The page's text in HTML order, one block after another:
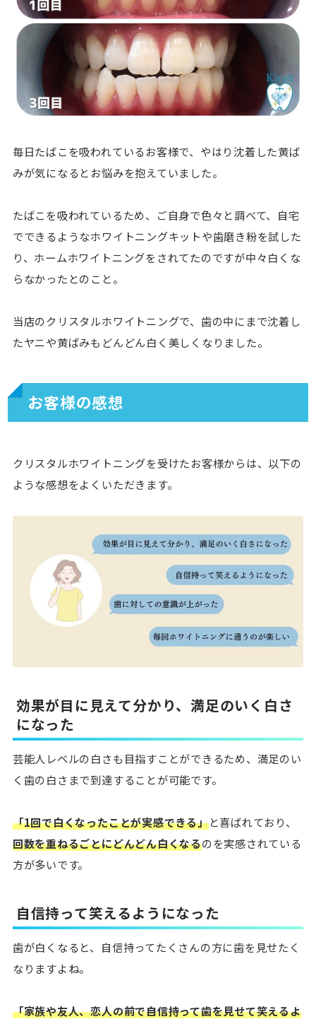
毎日たばこを吸われているお客様で、やはり沈着した黄ば
みが気になるとお悩みを抱えていました。
たばこを吸われているため、ご自身で色々と調べて、自宅
でできるようなホワイトニングキットや歯磨き粉を試した
り、ホームホワイトニングをされてたのですが中々白くな
らなかったとのこと。
当店のクリスタルホワイトニングで、歯の中にまで沈着し
たヤニや黄ばみもどんどん白く美しくなりました。
お客様の感想
クリスタルホワイトニングを受けたお客様からは、以下の
ような感想をよくいただきます。
効果が目に見えて分かり、満足のいく白さ
になった
芸能人レベルの白さも目指すことができるため、満足のい
く歯の白さまで到達することが可能です。
「1回で白くなったことが実感できる」と喜ばれており、
回数を重ねるごとにどんどん白くなるのを実感されている
方が多いです。
自信持って笑えるようになった
歯が白くなると、自信持ってたくさんの方に歯を見せたく
なりますよね。
「家族や友人、恋人の前で自信持って歯を見せて笑えるよ